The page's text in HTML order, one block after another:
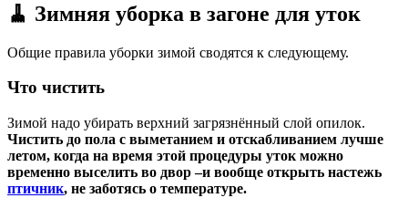
🧹 Зимняя уборка в загоне для уток
Общие правила уборки зимой сводятся к следующему.
Что чистить
Зимой надо убирать верхний загрязнённый слой опилок.
Чистить до пола с выметанием и отскабливанием лучше
летом, когда на время этой процедуры уток можно
временно выселить во двор –и вообще открыть настежь
птичник, не заботясь о температуре.